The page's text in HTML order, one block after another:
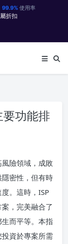
99.9%使用率
折扣
要功能排
險領域，成敗
密性，但有時
。這時，ISP
，完美融合了
而平等。本指
資於專案所需